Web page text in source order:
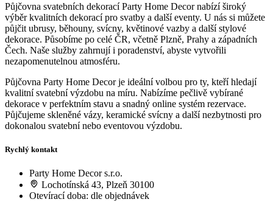
Půjčovna svatebních dekorací Party Home Decor nabízí široký
výběr kvalitních dekorací pro svatby a další eventy. U nás si můžete
půjčit ubrusy, běhouny, svícny, květinové vazby a další stylové
dekorace. Působíme po celé ČR, včetně Plzně, Prahy a západních
Čech. Naše služby zahrnují i poradenství, abyste vytvořili
nezapomenutelnou atmosféru.
Půjčovna Party Home Decor je ideální volbou pro ty, kteří hledají
kvalitní svatební výzdobu na míru. Nabízíme pečlivě vybírané
dekorace v perfektním stavu a snadný online systém rezervace.
Půjčujeme skleněné vázy, keramické svícny a další nezbytnosti pro
dokonalou svatební nebo eventovou výzdobu.
Rychlý kontakt
Party Home Decor s.r.o.
Lochotínská 43, Plzeň 30100
Otevírací doba: dle objednávek